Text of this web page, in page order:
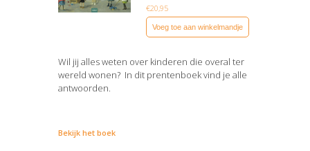
€20,95
Voeg toe aan winkelmandje
Wil jij alles weten over kinderen die overal ter
wereld wonen? In dit prentenboek vind je alle
antwoorden.
Bekijk het boek